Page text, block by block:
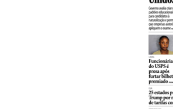
07/08/2026